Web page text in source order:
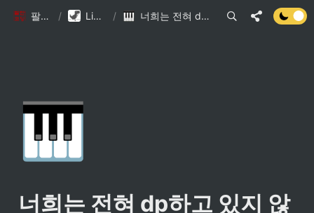
팔만코딩경 / Library DB / 너희는 전혀 dp하고 있지 않아
🎹
너희는 전혀 dp하고 있지 않